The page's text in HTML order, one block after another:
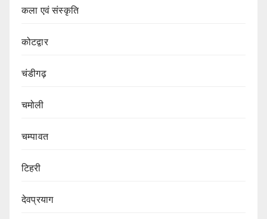
कला एवं संस्कृति
कोटद्वार
चंडीगढ़
चमोली
चम्पावत
टिहरी
देवप्रयाग